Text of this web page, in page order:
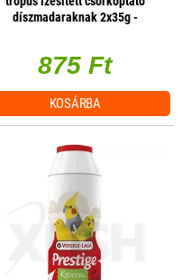
díszmadaraknak 2x35g -
875 Ft
KOSÁRBA